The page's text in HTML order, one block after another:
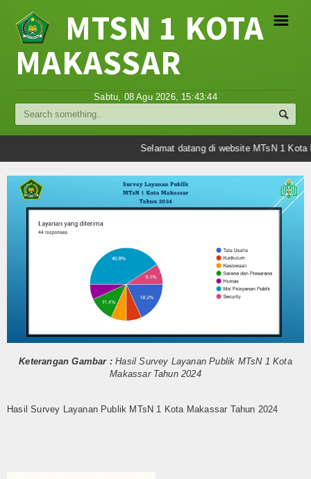
Struktur Organisasi
Visi Misi Madrasah
Tujuan Madrasah
Berita
Bimbingan Konseling
☰
MTSN 1 KOTA
MAKASSAR
Sabtu, 08 Agu 2026, 15:43:45
Selamat datang di website MTsN 1 Kota
Keterangan Gambar :Hasil Survey Layanan Publik MTsN 1 Kota
Makassar Tahun 2024
Hasil Survey Layanan Publik MTsN 1 Kota Makassar Tahun 2024